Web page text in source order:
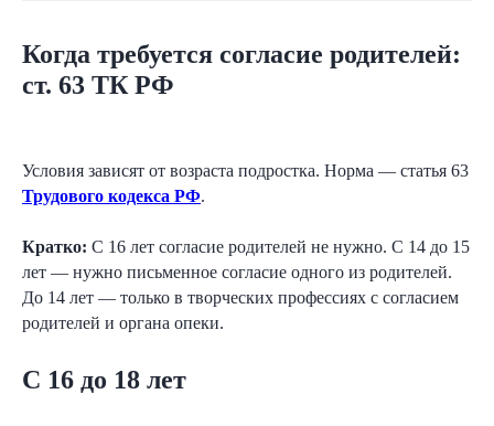
Когда требуется согласие родителей:
ст. 63 ТК РФ
Условия зависят от возраста подростка. Норма — статья 63
Трудового кодекса РФ.
Кратко: С 16 лет согласие родителей не нужно. С 14 до 15
лет — нужно письменное согласие одного из родителей.
До 14 лет — только в творческих профессиях с согласием
родителей и органа опеки.
С 16 до 18 лет